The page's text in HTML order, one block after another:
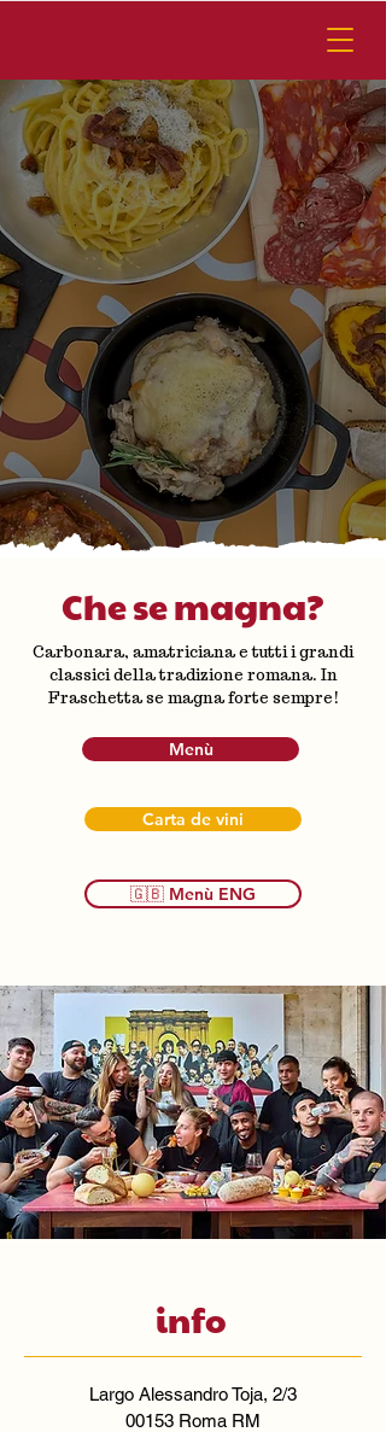
Che se magna?
Carbonara, amatriciana e tutti i grandi
classici della tradizione romana. In
Fraschetta se magna forte sempre!
Menù
Carta de vini
🇬🇧 Menù ENG
info
Largo Alessandro Toja, 2/3
00153 Roma RM